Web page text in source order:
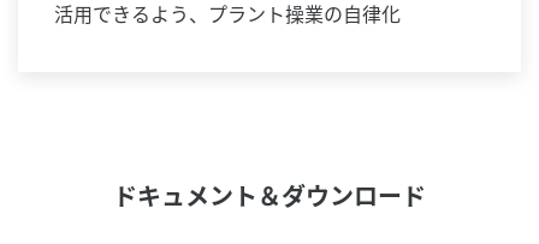
活用できるよう、プラント操業の自律化
ドキュメント＆ダウンロード